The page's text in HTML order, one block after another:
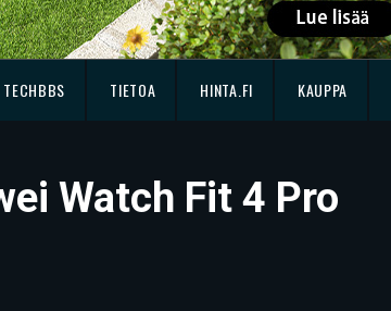
TECHBBS TIETOA HINTA.FI KAUPPA
Watch Fit 4 Pro